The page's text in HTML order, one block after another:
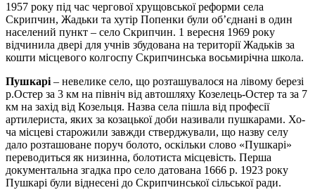
1957 року під час чергової хрущовської реформи села
Скрипчин, Жадьки та хутір По­пен­ки були об’єднані в один
населений пункт – село Скрипчин. 1 вересня 1969 року
відчинила двері для учнів збудована на території Жадьків за
кошти міс­це­вого колгоспу Скрипчинська восьмирічна школа.
Пушкарі – невелике село, що розташувалося на лівому бе­ре­зі
р.Остер за 3 км на північ від автошляху Козелець-Остер та за 7
км на захід від Козельця. Назва села пішла від професії
артилериста, яких за козацької доби називали пушкарами. Хо­
ча місцеві старожили завжди стверджували, що назву селу
дало розташоване поруч болото, ос­кіль­ки слово «Пушкарі»
переводиться як низинна, болотиста місцевість. Перша
документальна згадка про село датована 1666 р. 1923 року
Пушкарі були віднесені до Скрипчинської сільської ради.